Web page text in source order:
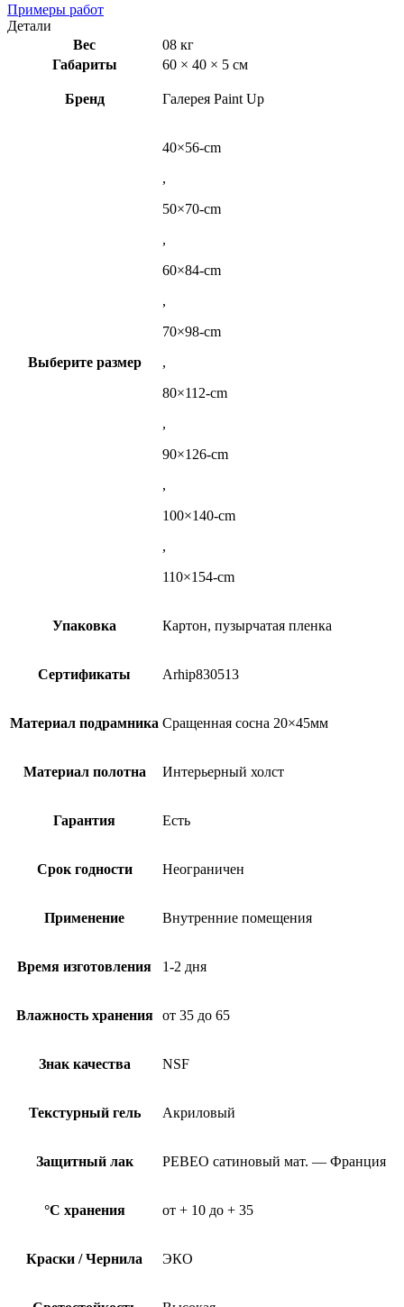
Примеры работ
Детали
Вес
08 кг
Габариты
60 × 40 × 5 см
Бренд Галерея Paint Up
Выберите размер
40×56-cm
,
50×70-cm
,
60×84-cm
,
70×98-cm
,
80×112-cm
,
90×126-cm
,
100×140-cm
,
110×154-cm
Упаковка Картон, пузырчатая пленка
Сертификаты Arhip830513
Материал подрамника Сращенная сосна 20×45мм
Материал полотна Интерьерный холст
Гарантия Есть
Срок годности Неограничен
Применение Внутренние помещения
Время изготовления 1-2 дня
Влажность хранения от 35 до 65
Знак качества NSF
Текстурный гель Акриловый
Защитный лак PEBEO сатиновый мат. — Франция
°C хранения от + 10 до + 35
Краски / Чернила ЭКО